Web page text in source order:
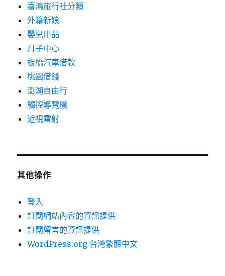
喜鴻旅行社分類
外籍新娘
嬰兒用品
月子中心
板橋汽車借款
桃園借錢
澎湖自由行
觸控導覽機
近視雷射
其他操作
登入
訂閱網站內容的資訊提供
訂閱留言的資訊提供
WordPress.org 台灣繁體中文